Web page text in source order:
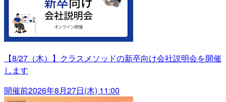
【8/27（木）】クラスメソッドの新卒向け会社説明会を開催
します
開催前2026年8月27日(木) 11:00